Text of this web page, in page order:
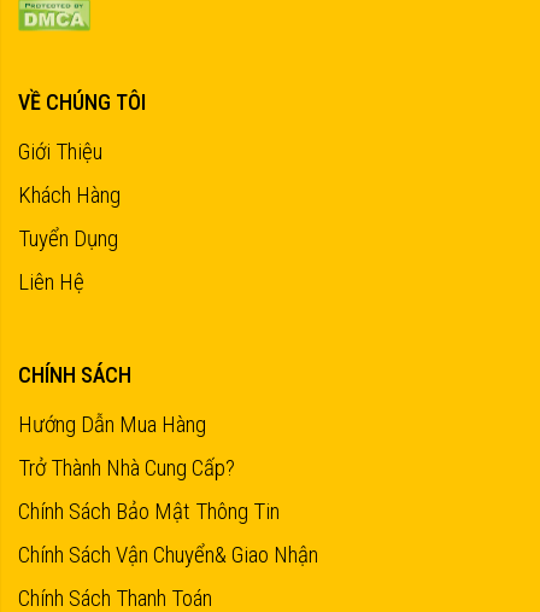
VỀ CHÚNG TÔI
Giới Thiệu
Khách Hàng
Tuyển Dụng
Liên Hệ
CHÍNH SÁCH
Hướng Dẫn Mua Hàng
Trở Thành Nhà Cung Cấp?
Chính Sách Bảo Mật Thông Tin
Chính Sách Vận Chuyển& Giao Nhận
Chính Sách Thanh Toán